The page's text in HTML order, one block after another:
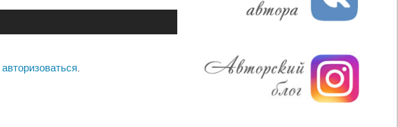
авторизоваться.